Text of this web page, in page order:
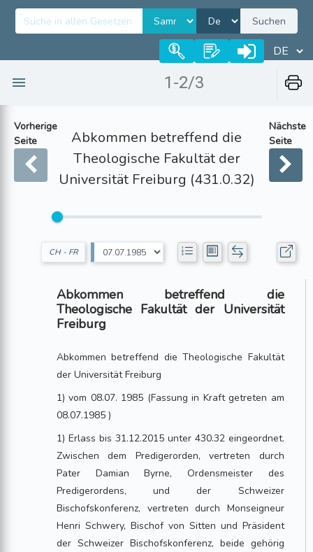
Suchen
1-2/3
Vorherige
Seite
Abkommen betreffend die
Theologische Fakultät der
Universität Freiburg (431.0.32)
Nächste
Seite
CH - FR
Abkommen betreffend die
Theologische Fakultät der Universität
Freiburg
Abkommen betreffend die Theologische Fakultät
der Universität Freiburg
1) vom 08.07. 1985 (Fassung in Kraft getreten am
08.07.1985 )
1) Erlass bis 31.12.2015 unter 430.32 eingeordnet.
Zwischen dem Predigerorden, vertreten durch
Pater Damian Byrne, Ordensmeister des
Predigerordens, und der Schweizer
Bischofskonferenz, vertreten durch Monseigneur
Henri Schwery, Bischof von Sitten und Präsident
der Schweizer Bischofskonferenz, beide gehörig